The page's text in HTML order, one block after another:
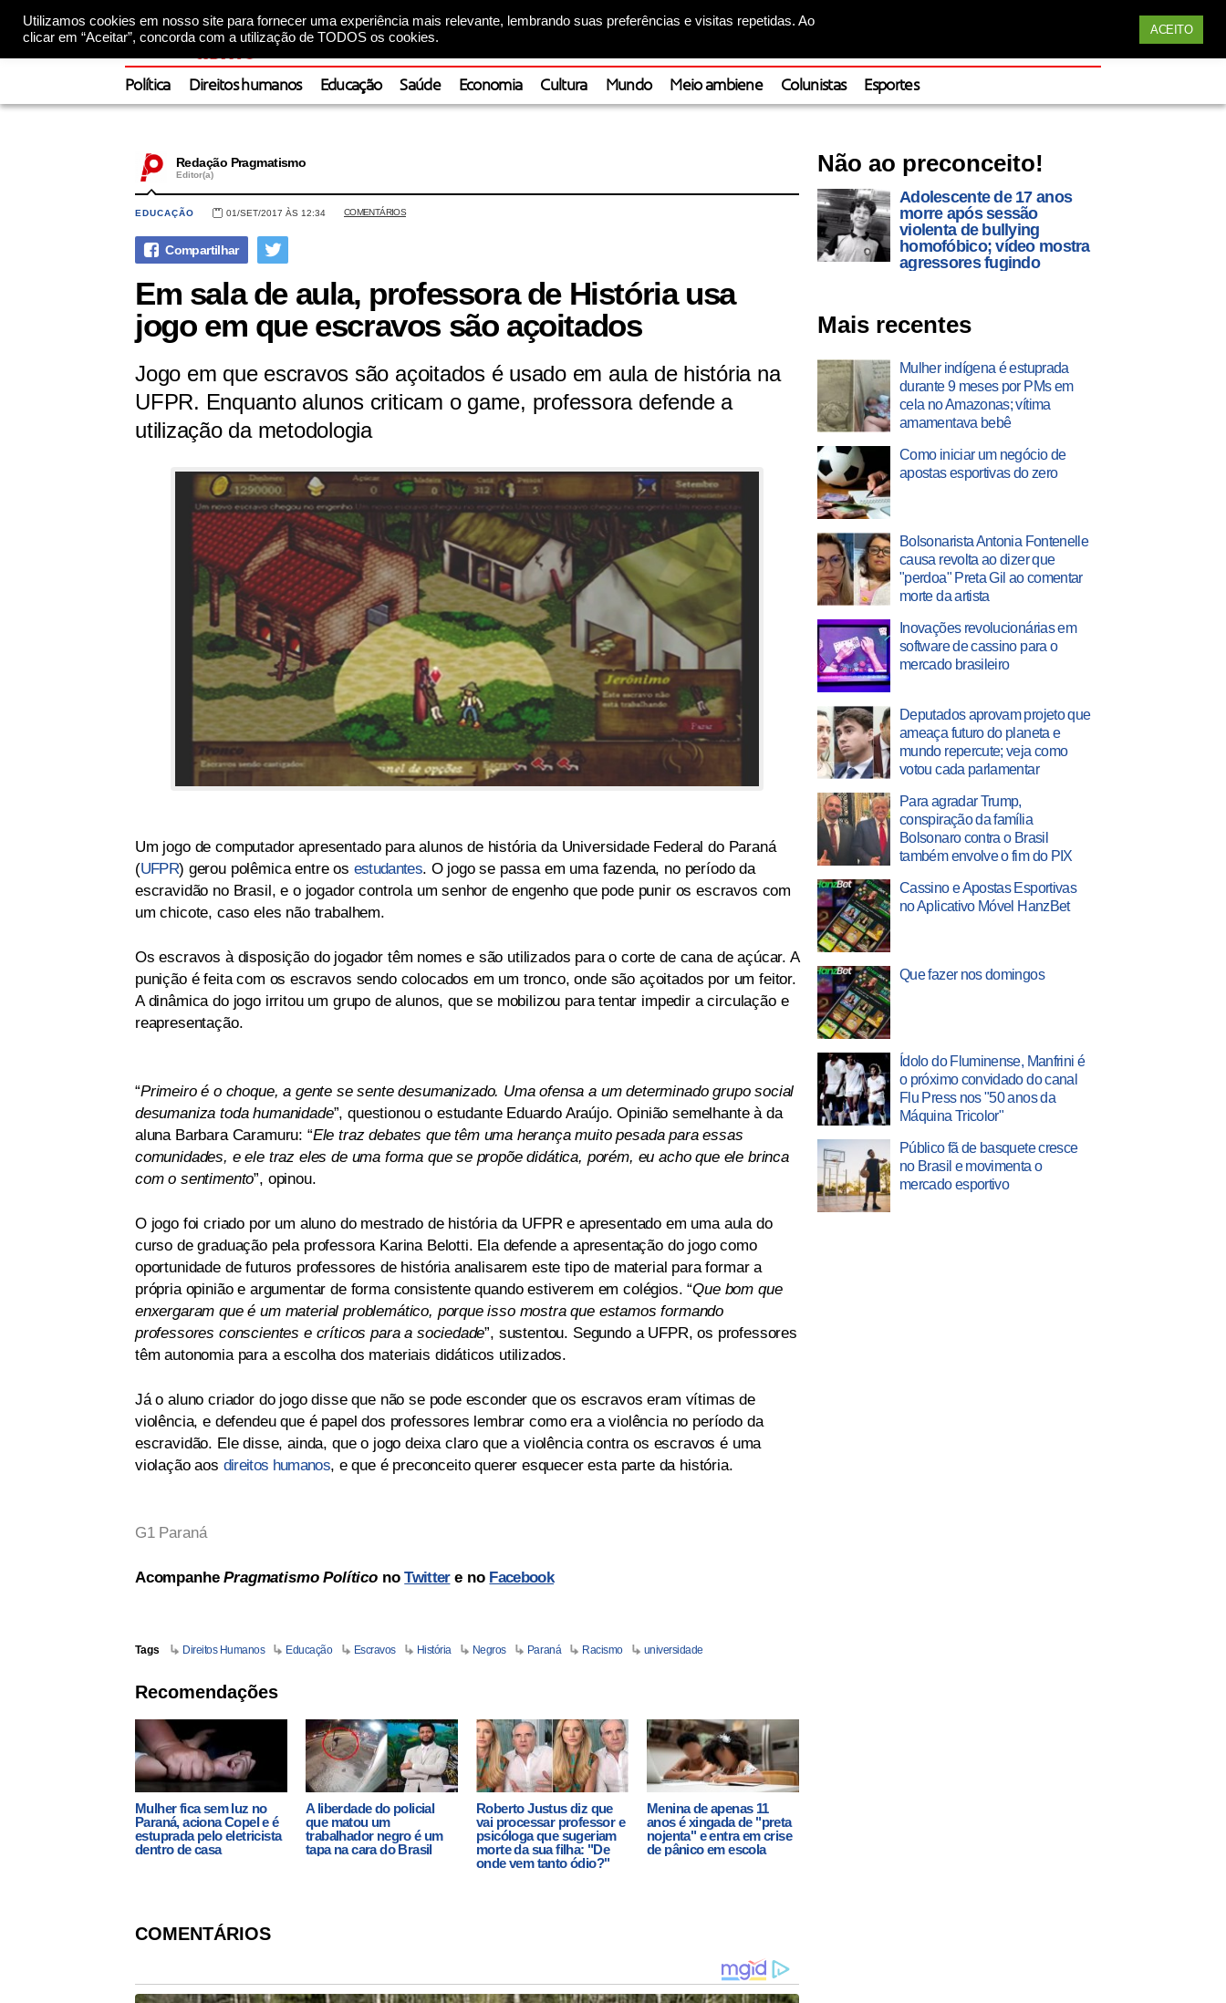
Utilizamos cookies em nosso site para fornecer uma experiência mais relevante, lembrando suas preferências e visitas repetidas. Ao
clicar em “Aceitar”, concorda com a utilização de TODOS os cookies.
ACEITO
Política Direitos humanos Educação Saúde Economia Cultura Mundo Meio ambiene Colunistas Esportes
Redação Pragmatismo
Editor(a)
EDUCAÇÃO 01/SET/2017 ÀS 12:34 COMENTÁRIOS
Em sala de aula, professora de História usa
jogo em que escravos são açoitados
Jogo em que escravos são açoitados é usado em aula de história na
UFPR. Enquanto alunos criticam o game, professora defende a
utilização da metodologia
Um jogo de computador apresentado para alunos de história da Universidade Federal do Paraná
(UFPR) gerou polêmica entre os estudantes. O jogo se passa em uma fazenda, no período da
escravidão no Brasil, e o jogador controla um senhor de engenho que pode punir os escravos com
um chicote, caso eles não trabalhem.
Os escravos à disposição do jogador têm nomes e são utilizados para o corte de cana de açúcar. A
punição é feita com os escravos sendo colocados em um tronco, onde são açoitados por um feitor.
A dinâmica do jogo irritou um grupo de alunos, que se mobilizou para tentar impedir a circulação e
reapresentação.
“Primeiro é o choque, a gente se sente desumanizado. Uma ofensa a um determinado grupo social
desumaniza toda humanidade”, questionou o estudante Eduardo Araújo. Opinião semelhante à da
aluna Barbara Caramuru: “Ele traz debates que têm uma herança muito pesada para essas
comunidades, e ele traz eles de uma forma que se propõe didática, porém, eu acho que ele brinca
com o sentimento”, opinou.
O jogo foi criado por um aluno do mestrado de história da UFPR e apresentado em uma aula do
curso de graduação pela professora Karina Belotti. Ela defende a apresentação do jogo como
oportunidade de futuros professores de história analisarem este tipo de material para formar a
própria opinião e argumentar de forma consistente quando estiverem em colégios. “Que bom que
enxergaram que é um material problemático, porque isso mostra que estamos formando
professores conscientes e críticos para a sociedade”, sustentou. Segundo a UFPR, os professores
têm autonomia para a escolha dos materiais didáticos utilizados.
Já o aluno criador do jogo disse que não se pode esconder que os escravos eram vítimas de
violência, e defendeu que é papel dos professores lembrar como era a violência no período da
escravidão. Ele disse, ainda, que o jogo deixa claro que a violência contra os escravos é uma
violação aos direitos humanos, e que é preconceito querer esquecer esta parte da história.
G1 Paraná
AcompanhePragmatismo PolíticonoTwittere no Facebook
Tags Direitos Humanos Educação Escravos História Negros Paraná Racismo universidade
Recomendações
Mulher fica sem luz no
Paraná, aciona Copel e é
estuprada pelo eletricista
dentro de casa
A liberdade do policial
que matou um
trabalhador negro é um
tapa na cara do Brasil
Roberto Justus diz que
vai processar professor e
psicóloga que sugeriam
morte da sua filha: "De
onde vem tanto ódio?"
Menina de apenas 11
anos é xingada de "preta
nojenta" e entra em crise
de pânico em escola
COMENTÁRIOS
Não ao preconceito!
Adolescente de 17 anos
morre após sessão
violenta de bullying
homofóbico; vídeo mostra
agressores fugindo
Mais recentes
Mulher indígena é estuprada
durante 9 meses por PMs em
cela no Amazonas; vítima
amamentava bebê
Como iniciar um negócio de
apostas esportivas do zero
Bolsonarista Antonia Fontenelle
causa revolta ao dizer que
"perdoa" Preta Gil ao comentar
morte da artista
Inovações revolucionárias em
software de cassino para o
mercado brasileiro
Deputados aprovam projeto que
ameaça futuro do planeta e
mundo repercute; veja como
votou cada parlamentar
Para agradar Trump,
conspiração da família
Bolsonaro contra o Brasil
também envolve o fim do PIX
Cassino e Apostas Esportivas
no Aplicativo Móvel HanzBet
Que fazer nos domingos
Ídolo do Fluminense, Manfrini é
o próximo convidado do canal
Flu Press nos "50 anos da
Máquina Tricolor"
Público fã de basquete cresce
no Brasil e movimenta o
mercado esportivo